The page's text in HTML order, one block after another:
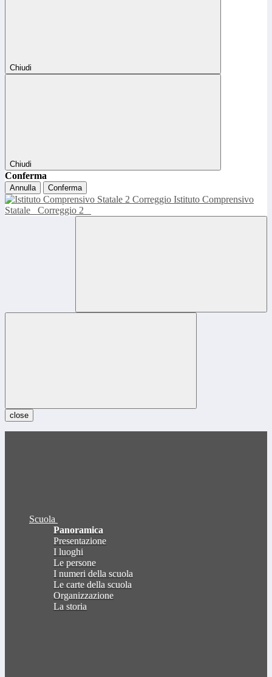
Chiudi
Chiudi
Conferma
Annulla Conferma
Istituto Comprensivo
Statale
Correggio 2
close
Scuola
Panoramica
Presentazione
I luoghi
Le persone
I numeri della scuola
Le carte della scuola
Organizzazione
La storia